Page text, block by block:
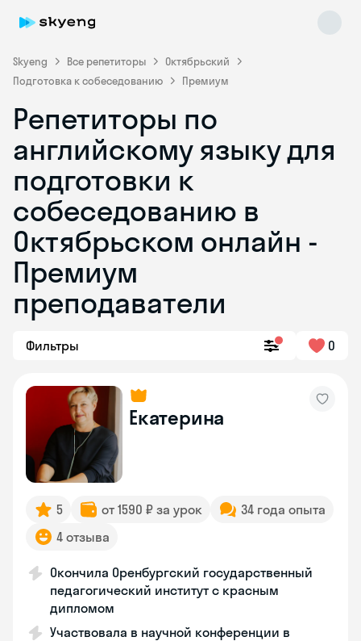
Skyeng Все репетиторы
Октябрьский
Подготовка к собеседованию
Премиум
Репетиторы по
английскому языку для
подготовки к
собеседованию в
Октябрьском онлайн -
Премиум
преподаватели
Фильтры 0
Екатерина
5 от 1590 ₽ за урок
34 года опыта
4 отзыва
Окончила Оренбургский государственный
педагогический институт с красным
дипломом
Участвовала в научной конференции в
Skyeng Chat